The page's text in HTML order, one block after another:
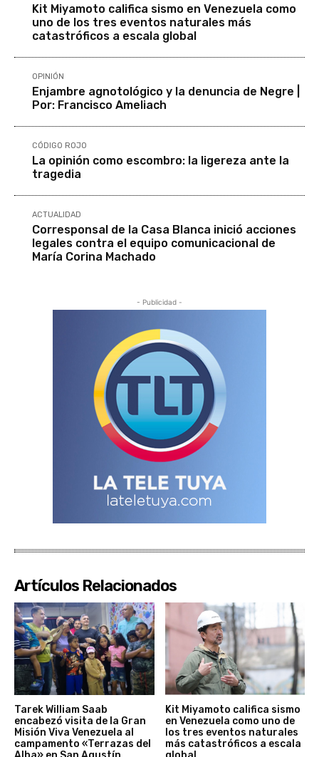
Kit Miyamoto califica sismo en Venezuela como
uno de los tres eventos naturales más
catastróficos a escala global
OPINIÓN
Enjambre agnotológico y la denuncia de Negre |
Por: Francisco Ameliach
CÓDIGO ROJO
La opinión como escombro: la ligereza ante la
tragedia
ACTUALIDAD
Corresponsal de la Casa Blanca inició acciones
legales contra el equipo comunicacional de
María Corina Machado
- Publicidad -
Artículos Relacionados
Tarek William Saab
encabezó visita de la Gran
Misión Viva Venezuela al
campamento «Terrazas del
Kit Miyamoto califica sismo
en Venezuela como uno de
los tres eventos naturales
más catastróficos a escala